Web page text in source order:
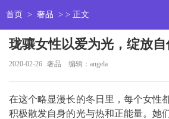
首页 > 奢品 > > 正文
珑骧女性以爱为光，绽放
2020-02-26 奢品 编辑：angela
在这个略显漫长的冬日里，每个女性
积极散发自身的光与热和正能量。她